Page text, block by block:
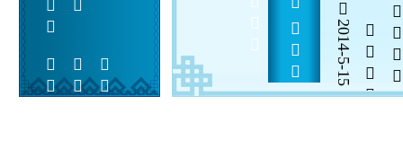
2014-5-15